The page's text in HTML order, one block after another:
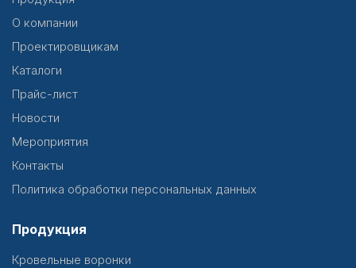
О компании
Проектировщикам
Каталоги
Прайс-лист
Новости
Мероприятия
Контакты
Политика обработки персональных данных
Продукция
Кровельные воронки